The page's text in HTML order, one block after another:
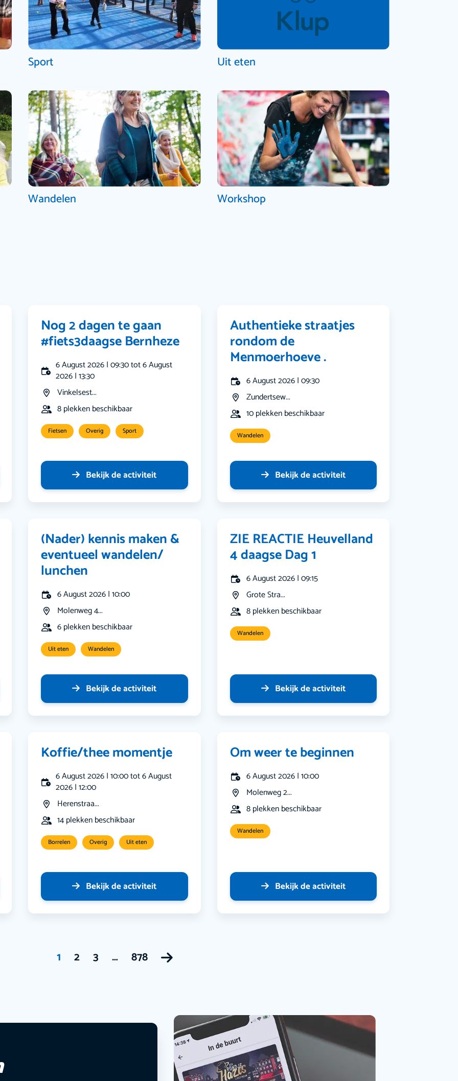
Sport Uit eten
Wandelen Workshop
Nog 2 dagen te gaan
#fiets3daagse Bernheze
6 August 2026 | 09:30 tot 6 August
2026 | 13:30
Vinkelsest...
8 plekken beschikbaar
Fietsen Overig Sport
Bekijk de activiteit
Authentieke straatjes
rondom de
Menmoerhoeve .
6 August 2026 | 09:30
Zundertsew...
10 plekken beschikbaar
Wandelen
Bekijk de activiteit
(Nader) kennis maken &
eventueel wandelen/
lunchen
6 August 2026 | 10:00
Molenweg 4...
6 plekken beschikbaar
Uit eten Wandelen
Bekijk de activiteit
ZIE REACTIE Heuvelland
4 daagse Dag 1
6 August 2026 | 09:15
Grote Stra...
8 plekken beschikbaar
Wandelen
Bekijk de activiteit
Koffie/thee momentje
6 August 2026 | 10:00 tot 6 August
2026 | 12:00
Herenstraa...
14 plekken beschikbaar
Borrelen Overig Uit eten
Bekijk de activiteit
Om weer te beginnen
6 August 2026 | 10:00
Molenweg 2...
8 plekken beschikbaar
Wandelen
Bekijk de activiteit
1 2 3 … 878